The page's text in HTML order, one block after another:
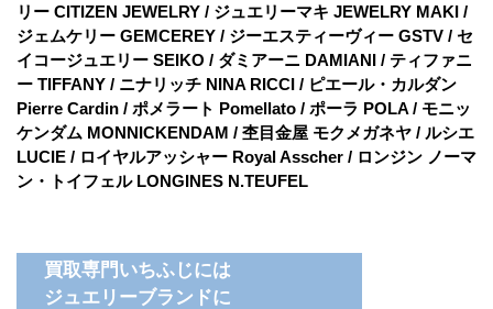
リー CITIZEN JEWELRY / ジュエリーマキ JEWELRY MAKI /
ジェムケリー GEMCEREY / ジーエスティーヴィー GSTV / セ
イコージュエリー SEIKO / ダミアーニ DAMIANI / ティファニ
ー TIFFANY / ニナリッチ NINA RICCI / ピエール・カルダン
Pierre Cardin / ポメラート Pomellato / ポーラ POLA / モニッ
ケンダム MONNICKENDAM / 杢目金屋 モクメガネヤ / ルシエ
LUCIE / ロイヤルアッシャー Royal Asscher / ロンジン ノーマ
ン・トイフェル LONGINES N.TEUFEL
買取専門いちふじには
ジュエリーブランドに